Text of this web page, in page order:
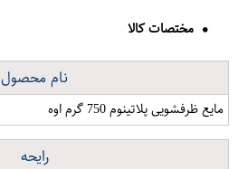
مختصات کالا
نام محصول
مایع ظرفشویی پلاتینوم 750 گرم اوه
رایحه